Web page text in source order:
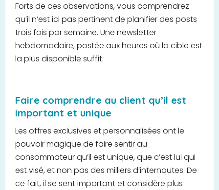
Forts de ces observations, vous comprendrez
qu’il n’est ici pas pertinent de planifier des posts
trois fois par semaine. Une newsletter
hebdomadaire, postée aux heures où la cible est
la plus disponible suffit.
Faire comprendre au client qu’il est
important et unique
Les offres exclusives et personnalisées ont le
pouvoir magique de faire sentir au
consommateur qu’il est unique, que c’est lui qui
est visé, et non pas des milliers d’internautes. De
ce fait, il se sent important et considère plus